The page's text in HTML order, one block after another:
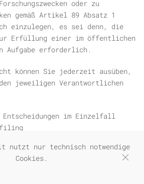
oder zu
gemäß Artikel 89 Absatz 1
einzulegen, es sei denn, die
Erfüllung einer im öffentlichen
Aufgabe erforderlich.
können Sie jederzeit ausüben,
jeweiligen Verantwortlichen
im Einzelfall
Verarbeitung – einschließlich
Entscheidung unterworfen zu
nutzt nur technisch notwendige
Cookies.